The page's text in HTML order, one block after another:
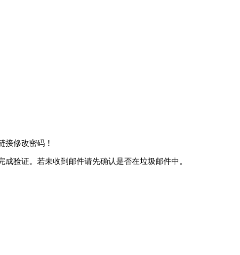
接修改密码！
验证。若未收到邮件请先确认是否在垃圾邮件中。